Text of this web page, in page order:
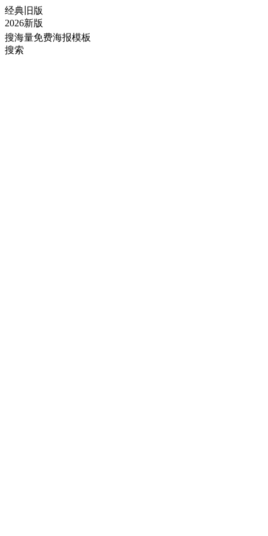
经典旧版
2026新版
搜海量免费海报模板
搜索